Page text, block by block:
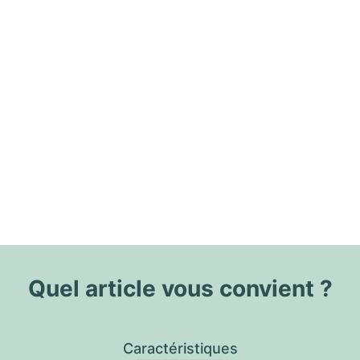
Quel article vous convient ?
Caractéristiques